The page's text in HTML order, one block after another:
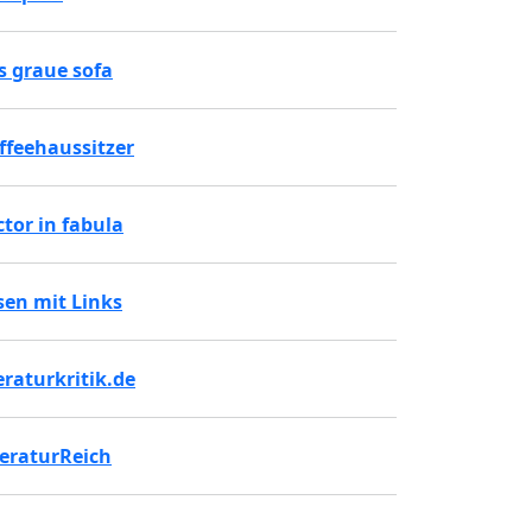
graue sofa
in fabula
mit Links